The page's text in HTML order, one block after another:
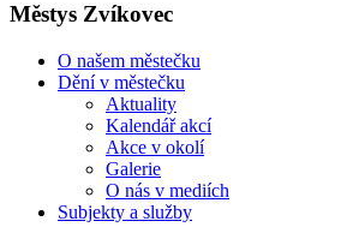
Městys Zvíkovec
O našem městečku
Dění v městečku
Aktuality
Kalendář akcí
Akce v okolí
Galerie
O nás v mediích
Subjekty a služby